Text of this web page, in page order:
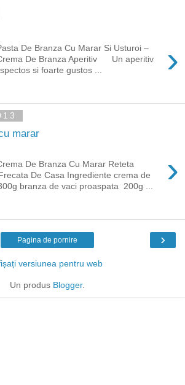
›
De Branza Cu Marar Si Usturoi –
De Branza Aperitiv Un aperitiv
si foarte gustos ...
marar
›
De Branza Cu Marar Reteta
De Casa Ingrediente crema de
branza de vaci proaspata 200g ...
›
Pagina de pornire
versiunea pentru web
Un produs Blogger.